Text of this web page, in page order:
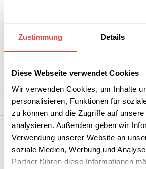
Zustimmung Details
Diese Webseite verwendet Cookies
Wir verwenden Cookies, um Inhalte
personalisieren, Funktionen für
zu können und die Zugriffe auf
analysieren. Außerdem geben wir
Verwendung unserer Website an
soziale Medien, Werbung und
Partner führen diese Informationen
Artikelnummer:
Kategorie: Theken & Anbautische